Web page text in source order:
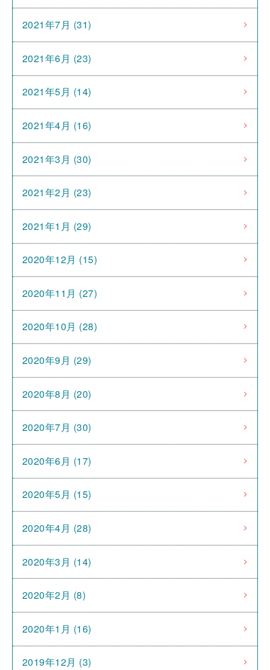
2021年7月 (31)
2021年6月 (23)
2021年5月 (14)
2021年4月 (16)
2021年3月 (30)
2021年2月 (23)
2021年1月 (29)
2020年12月 (15)
2020年11月 (27)
2020年10月 (28)
2020年9月 (29)
2020年8月 (20)
2020年7月 (30)
2020年6月 (17)
2020年5月 (15)
2020年4月 (28)
2020年3月 (14)
2020年2月 (8)
2020年1月 (16)
2019年12月 (3)